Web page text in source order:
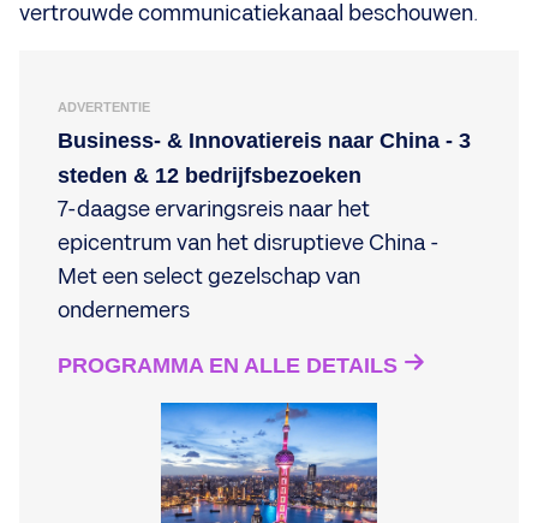
vertrouwde communicatiekanaal beschouwen.
ADVERTENTIE
Business- & Innovatiereis naar China - 3
steden & 12 bedrijfsbezoeken
7-daagse ervaringsreis naar het
epicentrum van het disruptieve China -
Met een select gezelschap van
ondernemers
PROGRAMMA EN ALLE DETAILS